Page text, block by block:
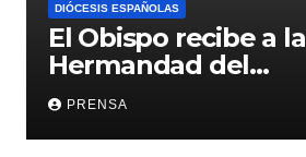
DIÓCESIS ESPAÑOLAS
El Obispo recibe a la
Hermandad del
Calvario
PRENSA